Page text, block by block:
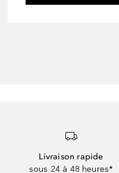
Livraison rapide
sous 24 à 48 heures*